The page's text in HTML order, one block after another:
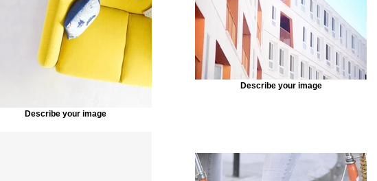
out of your site elements by making them dynamic. To connect this
Describe your image
Describe your image